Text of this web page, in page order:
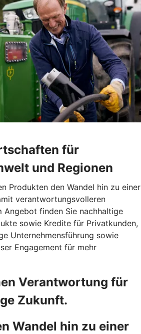
für
und Regionen
Produkten den Wandel hin zu einer
verantwortungsvolleren
Angebot finden Sie nachhaltige
sowie Kredite für Privatkunden,
Unternehmensführung sowie
Engagement für mehr
Verantwortung für
Zukunft.
Wandel hin zu einer